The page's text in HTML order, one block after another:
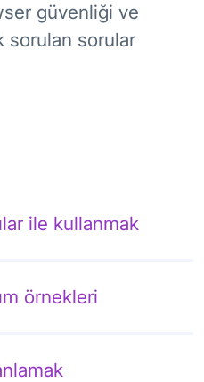
güvenliği ve
sorulan sorular
ile kullanmak
örnekleri